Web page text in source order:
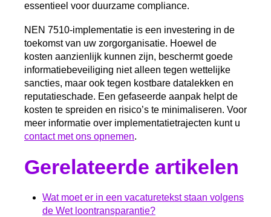
essentieel voor duurzame compliance.
NEN 7510-implementatie is een investering in de
toekomst van uw zorgorganisatie. Hoewel de
kosten aanzienlijk kunnen zijn, beschermt goede
informatiebeveiliging niet alleen tegen wettelijke
sancties, maar ook tegen kostbare datalekken en
reputatieschade. Een gefaseerde aanpak helpt de
kosten te spreiden en risico’s te minimaliseren. Voor
meer informatie over implementatietrajecten kunt u
contact met ons opnemen.
Gerelateerde artikelen
Wat moet er in een vacaturetekst staan volgens
de Wet loontransparantie?